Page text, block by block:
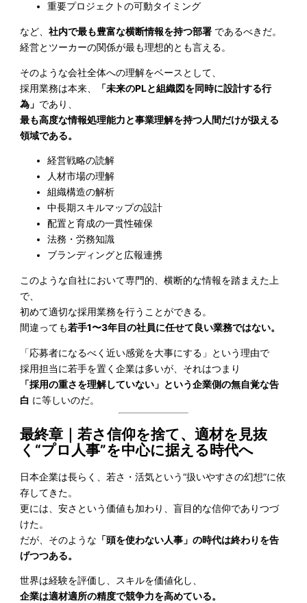
重要プロジェクトの可動タイミング
など、社内で最も豊富な横断情報を持つ部署 であるべきだ。
経営とツーカーの関係が最も理想的とも言える。
そのような会社全体への理解をベースとして、
採用業務は本来、
「未来のPLと組織図を同時に設計する行
為」 であり、
最も高度な情報処理能力と事業理解を持つ人間だけが扱える
領域である。
経営戦略の読解
人材市場の理解
組織構造の解析
中長期スキルマップの設計
配置と育成の一貫性確保
法務・労務知識
ブランディングと広報連携
このような自社において専門的、横断的な情報を踏まえた上
で、
初めて適切な採用業務を行うことができる。
間違っても若手1〜3年目の社員に任せて良い業務ではない。
「応募者になるべく近い感覚を大事にする」という理由で
採用担当に若手を置く企業は多いが、それはつまり
「採用の重さを理解していない」という企業側の無自覚な告
白 に等しいのだ。
最終章｜若さ信仰を捨て、適材を見抜
く“プロ人事”を中心に据える時代へ
日本企業は長らく、若さ・活気という“扱いやすさの幻想”に依
存してきた。
更には、安さという価値も加わり、盲目的な信仰でありつづ
けた。
だが、そのような 「頭を使わない人事」の時代は終わりを告
げつつある。
世界は経験を評価し、スキルを価値化し、
企業は適材適所の精度で競争力を高めている。